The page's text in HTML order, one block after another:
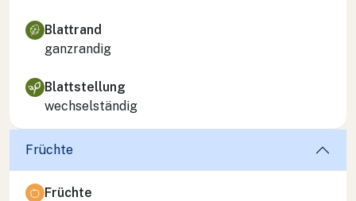
Blattrand
ganzrandig
Blattstellung
wechselständig
Früchte
Früchte